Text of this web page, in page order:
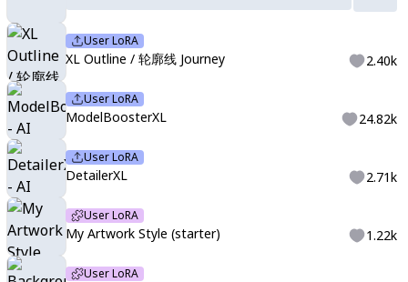
User LoRA
XL Outline / 轮廓线 Journey 2.40k
User LoRA
ModelBoosterXL 24.82k
User LoRA
DetailerXL 2.71k
User LoRA
My Artwork Style (starter) 1.22k
User LoRA